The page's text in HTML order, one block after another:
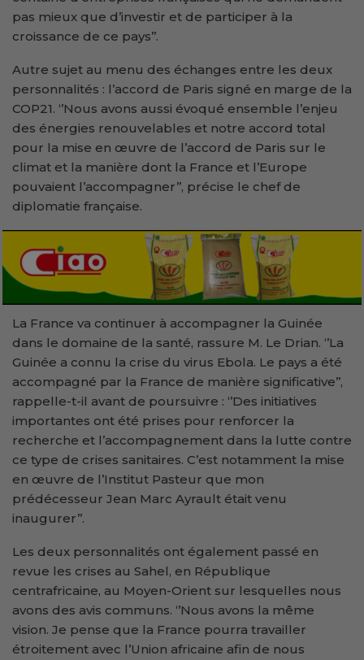
pas mieux que d’investir et de participer à la
croissance de ce pays’’.
Autre sujet au menu des échanges entre les deux
personnalités : l’accord de Paris signé en marge de la
COP21. ‘’Nous avons aussi évoqué ensemble l’enjeu
des énergies renouvelables et notre accord total
pour la mise en œuvre de l’accord de Paris sur le
climat et la manière dont la France et l’Europe
pouvaient l’accompagner’’, précise le chef de
diplomatie française.
La France va continuer à accompagner la Guinée
dans le domaine de la santé, rassure M. Le Drian. ‘’La
Guinée a connu la crise du virus Ebola. Le pays a été
accompagné par la France de manière significative’’,
rappelle-t-il avant de poursuivre : ‘’Des initiatives
importantes ont été prises pour renforcer la
recherche et l’accompagnement dans la lutte contre
ce type de crises sanitaires. C’est notamment la mise
en œuvre de l’Institut Pasteur que mon
prédécesseur Jean Marc Ayrault était venu
inaugurer’’.
Les deux personnalités ont également passé en
revue les crises au Sahel, en République
centrafricaine, au Moyen-Orient sur lesquelles nous
avons des avis communs. ‘’Nous avons la même
vision. Je pense que la France pourra travailler
étroitement avec l’Union africaine afin de nous